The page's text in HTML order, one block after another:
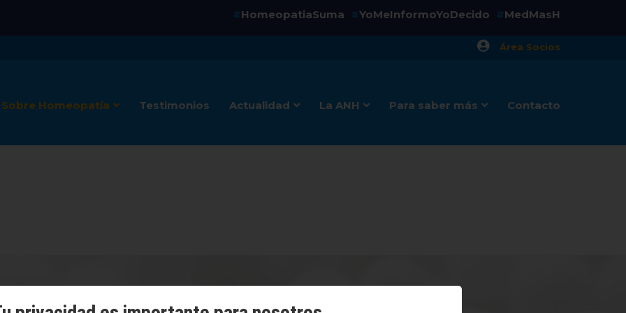
HomeopatiaSuma YoMeInformoYoDecido MedMasH
Área Socios
Sobre Homeopatía Testimonios Actualidad La ANH Para saber más Contacto